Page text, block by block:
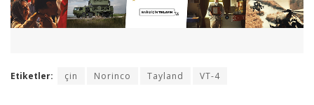
Etiketler: çin Norinco Tayland VT-4